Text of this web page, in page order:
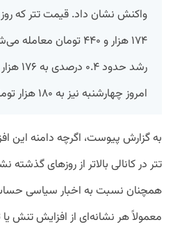
امروز چهارشنبه نیز به ۱۸۰ هزار تومان رسید.
به گزارش پیوست، اگرچه دامنه این
تتر در کانالی بالاتر از روزهای
همچنان نسبت به اخبار سیاسی حساس
معمولاً هر نشانه‌ای از افزایش تنش